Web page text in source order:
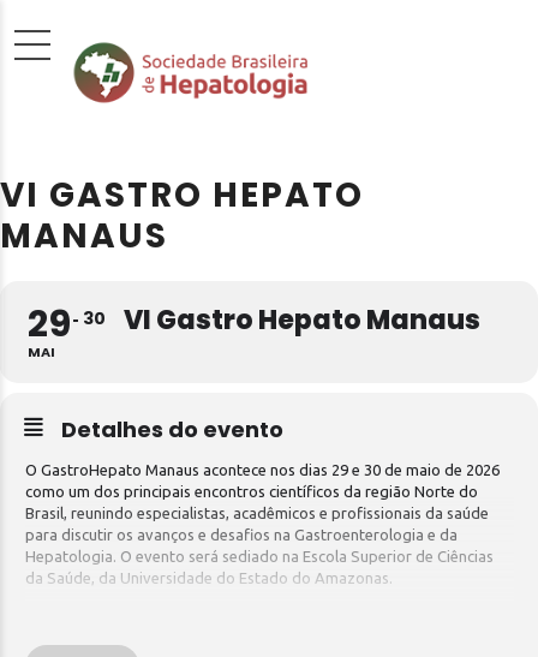
VI GASTRO HEPATO
MANAUS
29
MAI
30 VI Gastro Hepato Manaus
Detalhes do evento
O GastroHepato Manaus acontece nos dias 29 e 30 de maio de 2026
como um dos principais encontros científicos da região Norte do
Brasil, reunindo especialistas, acadêmicos e profissionais da saúde
para discutir os avanços e desafios na Gastroenterologia e da
Hepatologia. O evento será sediado na Escola Superior de Ciências
da Saúde, da Universidade do Estado do Amazonas.